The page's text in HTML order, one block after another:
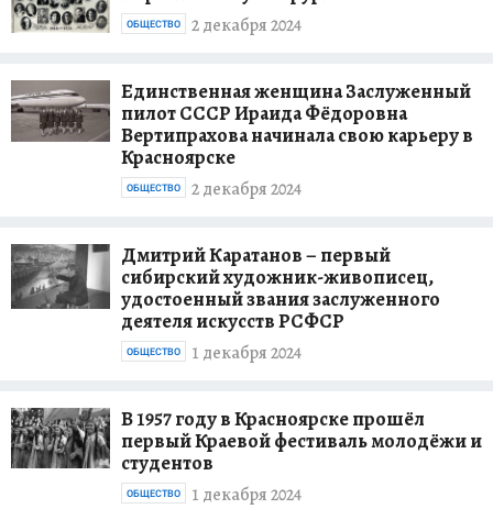
2 декабря 2024
ОБЩЕСТВО
Единственная женщина Заслуженный
пилот СССР Ираида Фёдоровна
Вертипрахова начинала свою карьеру в
Красноярске
2 декабря 2024
ОБЩЕСТВО
Дмитрий Каратанов – первый
сибирский художник-живописец,
удостоенный звания заслуженного
деятеля искусств РСФСР
1 декабря 2024
ОБЩЕСТВО
В 1957 году в Красноярске прошёл
первый Краевой фестиваль молодёжи и
студентов
1 декабря 2024
ОБЩЕСТВО